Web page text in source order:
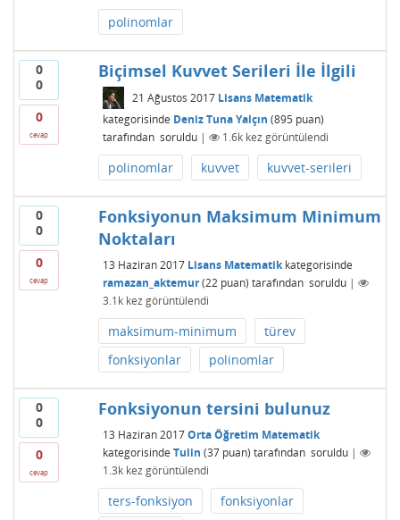
polinomlar
0
0
0
cevap
Biçimsel Kuvvet Serileri İle İlgili
21 Ağustos 2017 Lisans Matematik
kategorisinde Deniz Tuna Yalçın (895 puan)
tarafından soruldu | 1.6kkez görüntülendi
polinomlar kuvvet kuvvet-serileri
0
0
0
cevap
Fonksiyonun Maksimum Minimum
Noktaları
13 Haziran 2017 Lisans Matematikkategorisinde
ramazan_aktemur (22puan) tarafından soruldu |
3.1kkez görüntülendi
maksimum-minimum
türev
fonksiyonlar
polinomlar
0
0
0
cevap
Fonksiyonun tersini bulunuz
13 Haziran 2017 Orta Öğretim Matematik
kategorisinde Tulin (37puan) tarafından soruldu |
1.3kkez görüntülendi
ters-fonksiyon
fonksiyonlar